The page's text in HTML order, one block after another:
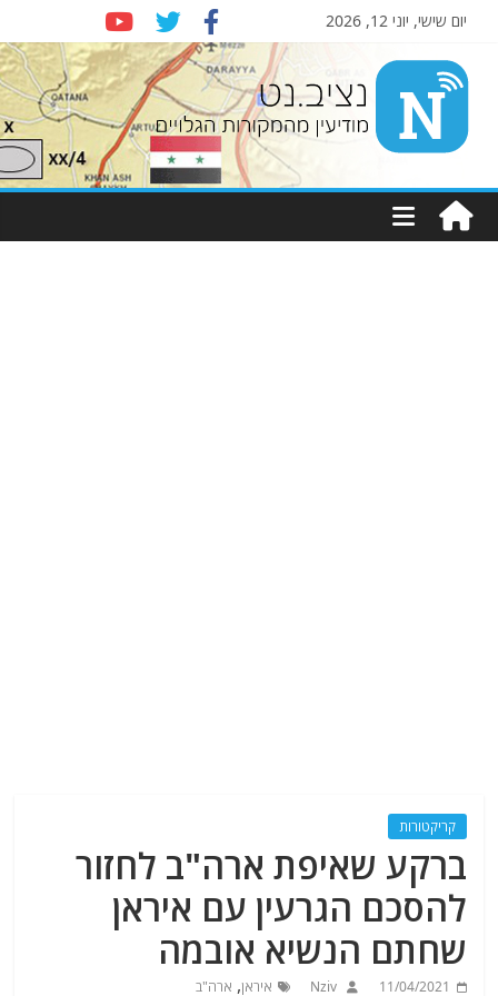
יום שישי, יוני 12, 2026
Nziv.net
מודיעין
מהמקורות
קריקטורות
ברקע שאיפת ארה"ב לחזור
להסכם הגרעין עם איראן
שחתם הנשיא אובמה
11/04/2021
Nziv איראן, ארה"ב